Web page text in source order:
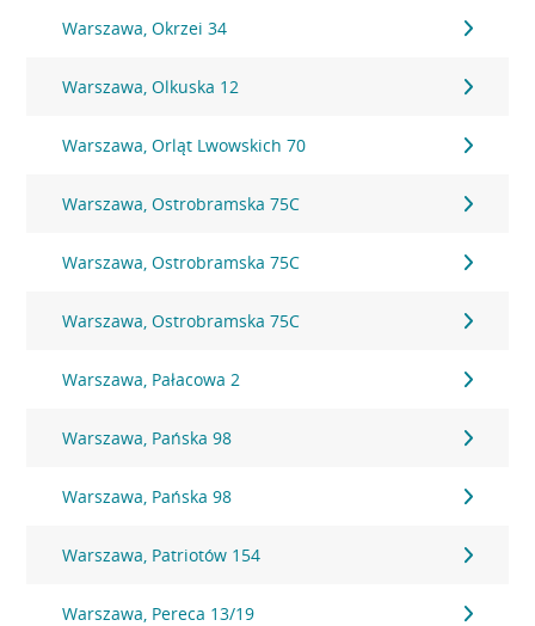
Warszawa, Okrzei 34
Warszawa, Olkuska 12
Warszawa, Orląt Lwowskich 70
Warszawa, Ostrobramska 75C
Warszawa, Ostrobramska 75C
Warszawa, Ostrobramska 75C
Warszawa, Pałacowa 2
Warszawa, Pańska 98
Warszawa, Pańska 98
Warszawa, Patriotów 154
Warszawa, Pereca 13/19